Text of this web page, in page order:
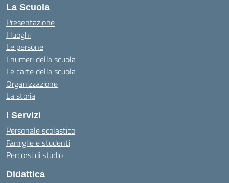
La Scuola
Presentazione
I luoghi
Le persone
I numeri della scuola
Le carte della scuola
Organizzazione
La storia
I Servizi
Personale scolastico
Famiglie e studenti
Percorsi di studio
Didattica